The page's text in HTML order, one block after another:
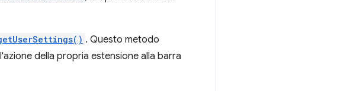
. Questo metodo
della propria estensione alla barra